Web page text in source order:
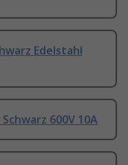
Edelstahl
600V 10A